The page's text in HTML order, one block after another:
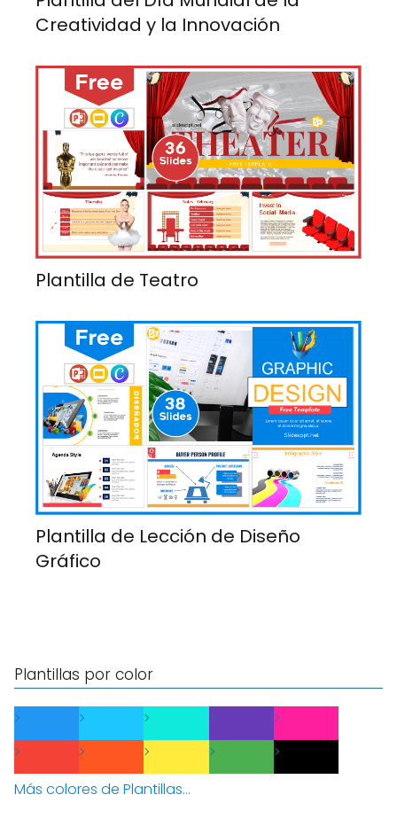
Creatividad y la Innovación
Plantilla de Teatro
Plantilla de Lección de Diseño
Gráfico
Plantillas por color
Más colores de Plantillas...